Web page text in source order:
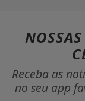
Receba as
no seu app